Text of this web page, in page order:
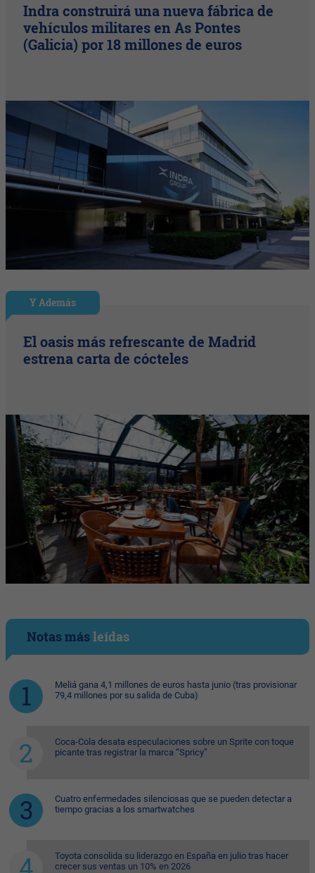
Indra construirá una nueva fábrica de
vehículos militares en As Pontes
(Galicia) por 18 millones de euros
Y Además
El oasis más refrescante de Madrid
estrena carta de cócteles
Notas másleídas
Meliá gana 4,1 millones de euros hasta junio (tras provisionar
79,4 millones por su salida de Cuba)
Coca-Cola desata especulaciones sobre un Sprite con toque
picante tras registrar la marca “Spricy”
Cuatro enfermedades silenciosas que se pueden detectar a
tiempo gracias a los smartwatches
Toyota consolida su liderazgo en España en julio tras hacer
crecer sus ventas un 10% en 2026